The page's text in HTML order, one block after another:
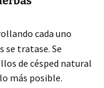
cada uno
se tratase. Se
de césped natural
más posible.